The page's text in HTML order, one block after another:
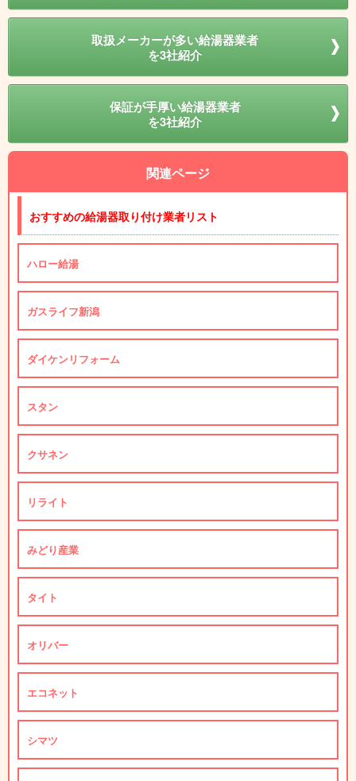
取扱メーカーが多い給湯器業者
を3社紹介
保証が手厚い給湯器業者
を3社紹介
関連ページ
おすすめの給湯器取り付け業者リスト
ハロー給湯
ガスライフ新潟
ダイケンリフォーム
スタン
クサネン
リライト
みどり産業
タイト
オリバー
エコネット
シマツ